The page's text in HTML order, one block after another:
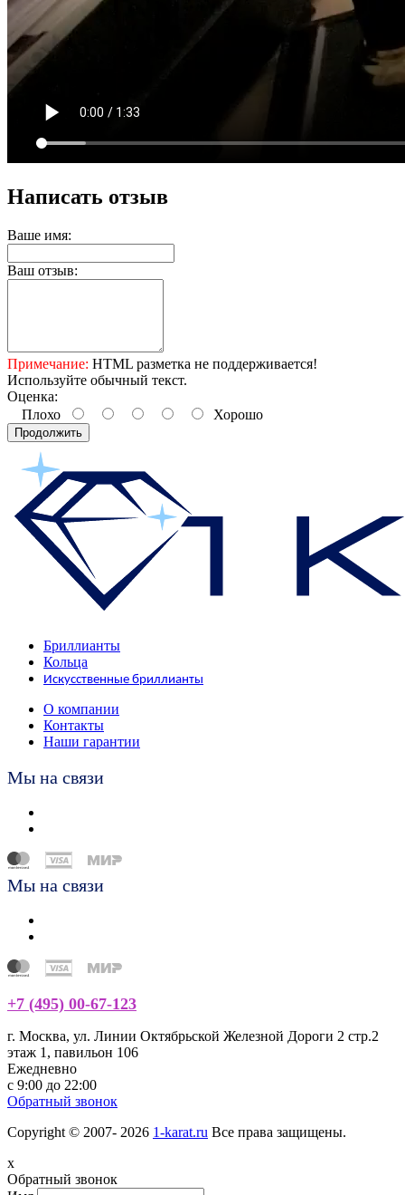
Написать отзыв
Ваше имя:
Ваш отзыв:
Примечание: HTML разметка не поддерживается!
Используйте обычный текст.
Оценка:
Плохо
Хорошо
Продолжить
Бриллианты
Кольца
Искусственные бриллианты
О компании
Контакты
Наши гарантии
Мы на связи
Мы на связи
+7 (495) 00-67-123
г. Москва, ул. Линии Октябрьской Железной Дороги 2 стр.2
этаж 1, павильон 106
Ежедневно
с 9:00 до 22:00
Обратный звонок
Copyright © 2007- 2026 1-karat.ru Все права защищены.
x
Обратный звонок